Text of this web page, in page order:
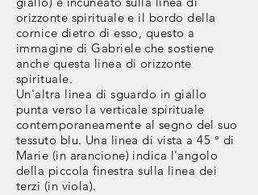
orizzonte spirituale e il bordo della
cornice dietro di esso, questo a
immagine di Gabriele che sostiene
anche questa linea di orizzonte
spirituale.
Un'altra linea di sguardo in giallo
punta verso la verticale spirituale
contemporaneamente al segno del suo
tessuto blu. Una linea di vista a 45 ° di
Marie (in arancione) indica l'angolo
della piccola finestra sulla linea dei
terzi (in viola).